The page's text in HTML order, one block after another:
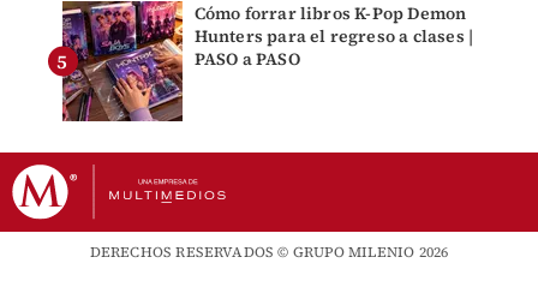
Cómo forrar libros K-Pop Demon
Hunters para el regreso a clases |
PASO a PASO
DERECHOS RESERVADOS © GRUPO MILENIO 2026